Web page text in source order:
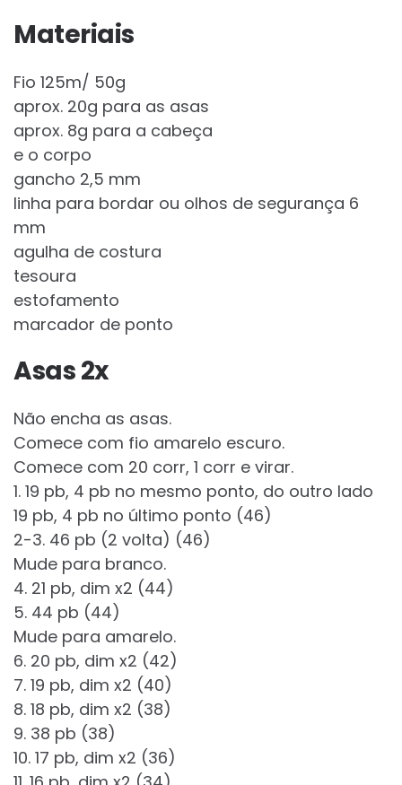
Materiais
Fio 125m/ 50g
aprox. 20g para as asas
aprox. 8g para a cabeça
e o corpo
gancho 2,5 mm
linha para bordar ou olhos de segurança 6
mm
agulha de costura
tesoura
estofamento
marcador de ponto
Asas 2x
Não encha as asas.
Comece com fio amarelo escuro.
Comece com 20 corr, 1 corr e virar.
1. 19 pb, 4 pb no mesmo ponto, do outro lado
19 pb, 4 pb no último ponto (46)
2-3. 46 pb (2 volta) (46)
Mude para branco.
4. 21 pb, dim x2 (44)
5. 44 pb (44)
Mude para amarelo.
6. 20 pb, dim x2 (42)
7. 19 pb, dim x2 (40)
8. 18 pb, dim x2 (38)
9. 38 pb (38)
10. 17 pb, dim x2 (36)